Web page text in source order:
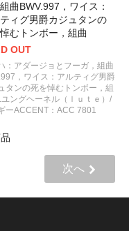
曲BWV.997，ワイス：
ィグ男爵カジュタンの
むトンボー，組曲
OUT
：アダージョとフーガ，組曲
，ワイス：アルティグ男爵
タンの死を悼むトンボー，組
ユングヘーネル（ｌｕｔｅ）/
ーACCENT：ACC 7801
次へ